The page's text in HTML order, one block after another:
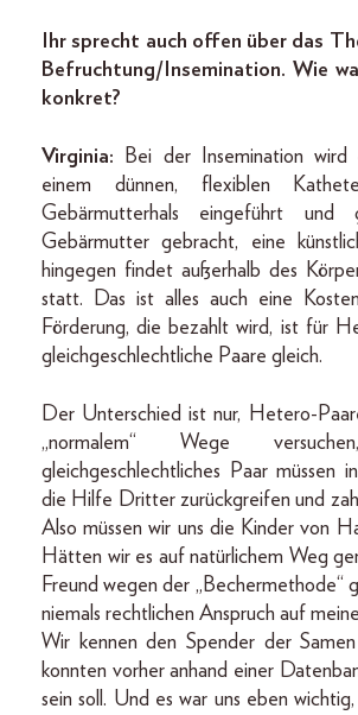
Ihr sprecht auch offen über das
Befruchtung/Insemination. Wie
konkret?
Virginia: Bei der Insemination
einem dünnen, flexiblen
Gebärmutterhals eingeführt
Gebärmutter gebracht, eine
hingegen findet außerhalb des
statt. Das ist alles auch eine
Förderung, die bezahlt wird, ist für
gleichgeschlechtliche Paare gleich.
Der Unterschied ist nur, Hetero-
„normalem“ Wege
gleichgeschlechtliches Paar müssen
die Hilfe Dritter zurückgreifen und
Also müssen wir uns die Kinder von
Hätten wir es auf natürlichem Weg
Freund wegen der „Bechermethode“
niemals rechtlichen Anspruch auf
Wir kennen den Spender der
konnten vorher anhand einer
sein soll. Und es war uns eben